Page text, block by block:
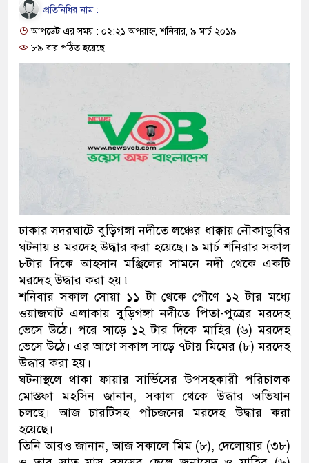
মাদক কারবারি গ্রেফতার
২৮ লাখ টাকার জাল নোটসহ দুইজনকে
থানা পুলিশ
যেকোনো সময় বেনজীরের প্রত্যাবর্তন
নেতৃত্ব ও গণতন্ত্রের মূর্তমান প্রতীক বেগম
যে ভাবে ডেভিড ইমনের কাছে মিলল
‘আজহার খান’
অবৈধ বিদেশি পিস্তল, ম্যাগাজিন ও
জড়িত কিশোর গ্যাংয়ের চার শিশু আটক
ডাকাতির প্রস্তুতিকালে দুইজনকে
থানা পুলিশ
প্রতিনিধির নাম :
আপডেট এর সময় : ০২:২১ অপরাহ্ন, শনিবার, ৯ মার্চ ২০১৯
৮৯ বার পঠিত হয়েছে
ঢাকার সদরঘাটে বুড়িগঙ্গা নদীতে লঞ্চের ধাক্কায় নৌকাডুবির
ঘটনায় ৪ মরদেহ উদ্ধার করা হয়েছে। ৯ মার্চ শনিরার সকাল
৮টার দিকে আহসান মঞ্জিলের সামনে নদী থেকে একটি
মরদেহ উদ্ধার করা হয় ৷
শনিবার সকাল সোয়া ১১ টা থেকে পৌণে ১২ টার মধ্যে
ওয়াজঘাট এলাকায় বুড়িগঙ্গা নদীতে পিতা-পুত্রের মরদেহ
ভেসে উঠে। পরে সাড়ে ১২ টার দিকে মাহির (৬) মরদেহ
ভেসে উঠে। এর আগে সকাল সাড়ে ৭টায় মিমের (৮) মরদেহ
উদ্ধার করা হয়।
ঘটনাস্থলে থাকা ফায়ার সার্ভিসের উপসহকারী পরিচালক
মোস্তফা মহসিন জানান, সকাল থেকে উদ্ধার অভিযান
চলছে। আজ চারটিসহ পাঁচজনের মরদেহ উদ্ধার করা
হয়েছে।
তিনি আরও জানান, আজ সকালে মিম (৮), দেলোয়ার (৩৮)